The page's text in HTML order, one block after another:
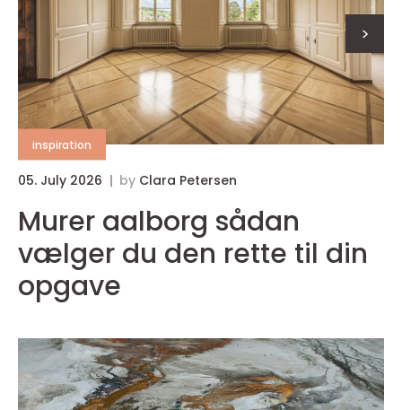
inspiration
05. July 2026 by Clara Petersen
Murer aalborg sådan
vælger du den rette til din
opgave
>